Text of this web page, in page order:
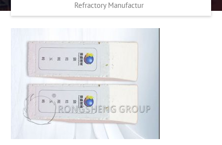
Refractory Manufactur